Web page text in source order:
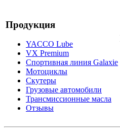
Продукция
YACCO Lube
VX Premium
Спортивная линия Galaxie
Мотоциклы
Скутеры
Грузовые автомобили
Трансмиссионные масла
Отзывы